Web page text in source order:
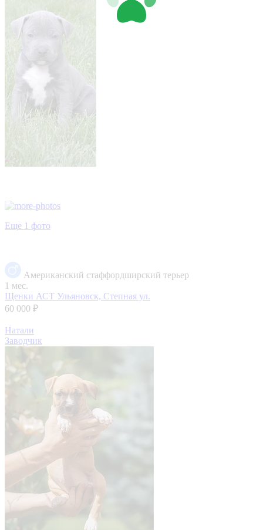
Еще 1 фото
Американский стаффордширский терьер
1 мес.
Щенки АСТ Ульяновск, Степная ул.
60 000 ₽
Натали
Заводчик